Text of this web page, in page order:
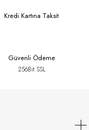
Kredi Kartına Taksit
Güvenli Ödeme
256Bit SSL